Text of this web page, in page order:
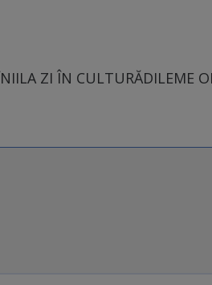
LA ZI ÎN CULTURĂDILEME